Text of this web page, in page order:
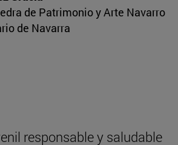
de Patrimonio y Arte Navarro
de Navarra
responsable y saludable